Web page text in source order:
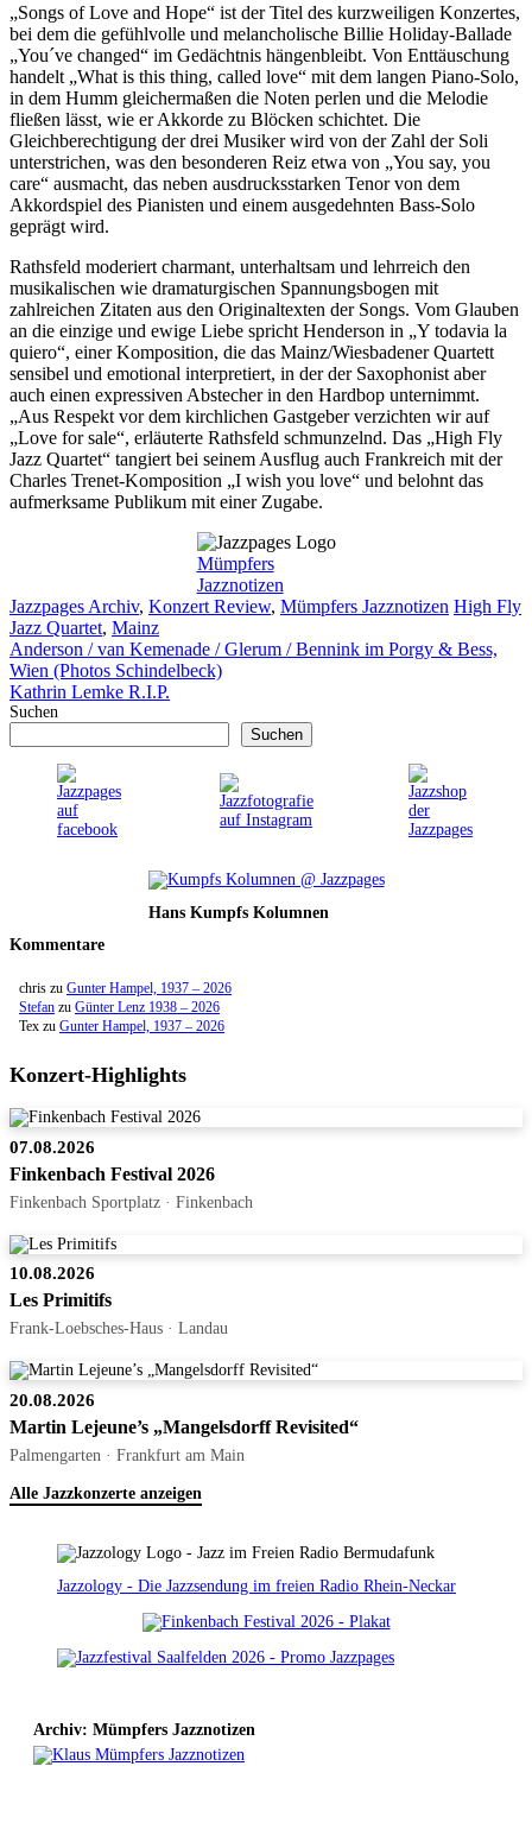
„Songs of Love and Hope“ ist der Titel des kurzweiligen Konzertes,
bei dem die gefühlvolle und melancholische Billie Holiday-Ballade
„You´ve changed“ im Gedächtnis hängenbleibt. Von Enttäuschung
handelt „What is this thing, called love“ mit dem langen Piano-Solo,
in dem Humm gleichermaßen die Noten perlen und die Melodie
fließen lässt, wie er Akkorde zu Blöcken schichtet. Die
Gleichberechtigung der drei Musiker wird von der Zahl der Soli
unterstrichen, was den besonderen Reiz etwa von „You say, you
care“ ausmacht, das neben ausdrucksstarken Tenor von dem
Akkordspiel des Pianisten und einem ausgedehnten Bass-Solo
geprägt wird.
Rathsfeld moderiert charmant, unterhaltsam und lehrreich den
musikalischen wie dramaturgischen Spannungsbogen mit
zahlreichen Zitaten aus den Originaltexten der Songs. Vom Glauben
an die einzige und ewige Liebe spricht Henderson in „Y todavia la
quiero“, einer Komposition, die das Mainz/Wiesbadener Quartett
sensibel und emotional interpretiert, in der der Saxophonist aber
auch einen expressiven Abstecher in den Hardbop unternimmt.
„Aus Respekt vor dem kirchlichen Gastgeber verzichten wir auf
„Love for sale“, erläuterte Rathsfeld schmunzelnd. Das „High Fly
Jazz Quartet“ tangiert bei seinem Ausflug auch Frankreich mit der
Charles Trenet-Komposition „I wish you love“ und belohnt das
aufmerksame Publikum mit einer Zugabe.
Mümpfers
Jazznotizen
Kategorien
Jazzpages Archiv, Konzert Review, Mümpfers Jazznotizen High Fly
Jazz Quartet, Mainz
Anderson / van Kemenade / Glerum / Bennink im Porgy & Bess,
Wien (Photos Schindelbeck)
Kathrin Lemke R.I.P.
Suchen
Suchen
Hans Kumpfs Kolumnen
Kommentare
chris zu Gunter Hampel, 1937 – 2026
Stefan zu Günter Lenz 1938 – 2026
Tex zu Gunter Hampel, 1937 – 2026
Konzert-Highlights
07.08.2026
Finkenbach Festival 2026
Finkenbach Sportplatz · Finkenbach
10.08.2026
Les Primitifs
Frank-Loebsches-Haus · Landau
20.08.2026
Martin Lejeune’s „Mangelsdorff Revisited“
Palmengarten · Frankfurt am Main
Alle Jazzkonzerte anzeigen
Jazzology - Die Jazzsendung im freien Radio Rhein-Neckar
Archiv: Mümpfers Jazznotizen